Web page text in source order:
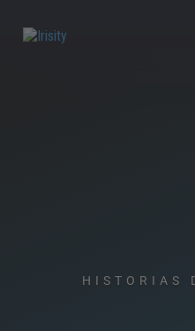
HISTORIAS